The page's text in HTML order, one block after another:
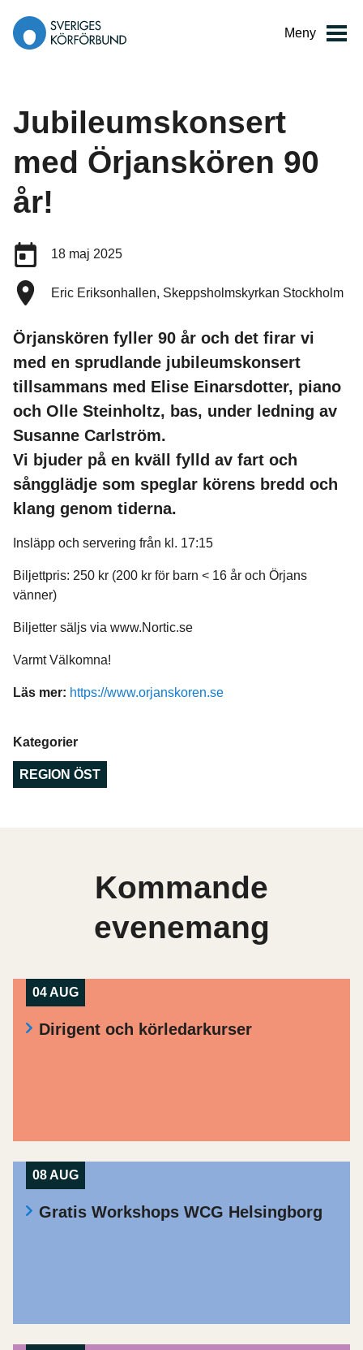
innehåll
Meny
Jubileumskonsert
med Örjanskören 90
år!
Datum:
18 maj 2025
Plats:
Eric Eriksonhallen, Skeppsholmskyrkan Stockholm
Örjanskören fyller 90 år och det firar vi
med en sprudlande jubileumskonsert
tillsammans med Elise Einarsdotter, piano
och Olle Steinholtz, bas, under ledning av
Susanne Carlström.
Vi bjuder på en kväll fylld av fart och
sångglädje som speglar körens bredd och
klang genom tiderna.
Insläpp och servering från kl. 17:15
Biljettpris: 250 kr (200 kr för barn < 16 år och Örjans
vänner)
Biljetter säljs via www.Nortic.se
Varmt Välkomna!
Läs mer: https://www.orjanskoren.se
Kategorier
REGION ÖST
Kommande
evenemang
04 AUG
Dirigent och körledarkurser
08 AUG
Gratis Workshops WCG Helsingborg